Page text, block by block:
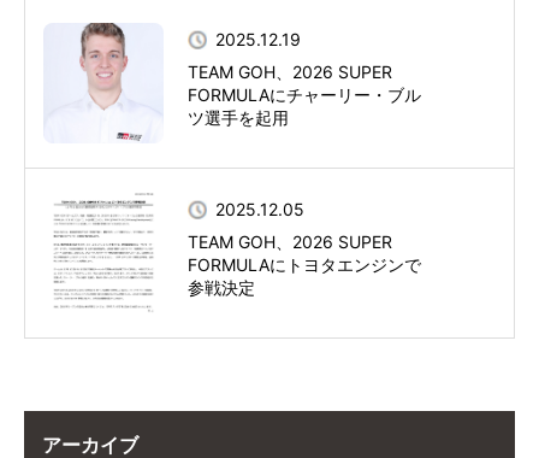
2025.12.19
TEAM GOH、2026 SUPER
FORMULAにチャーリー・ブル
ツ選手を起用
2025.12.05
TEAM GOH、2026 SUPER
FORMULAにトヨタエンジンで
参戦決定
アーカイブ